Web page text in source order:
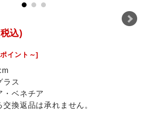
込)
イント～]
ラス
ベネチア
換返品は承れません。